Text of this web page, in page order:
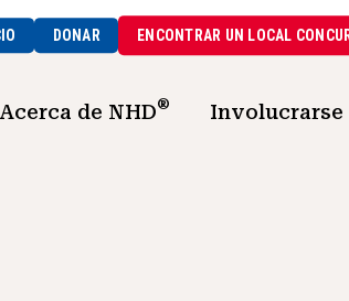
DONAR ENCONTRAR UN LOCAL
Acerca de NHD® Involucrarse